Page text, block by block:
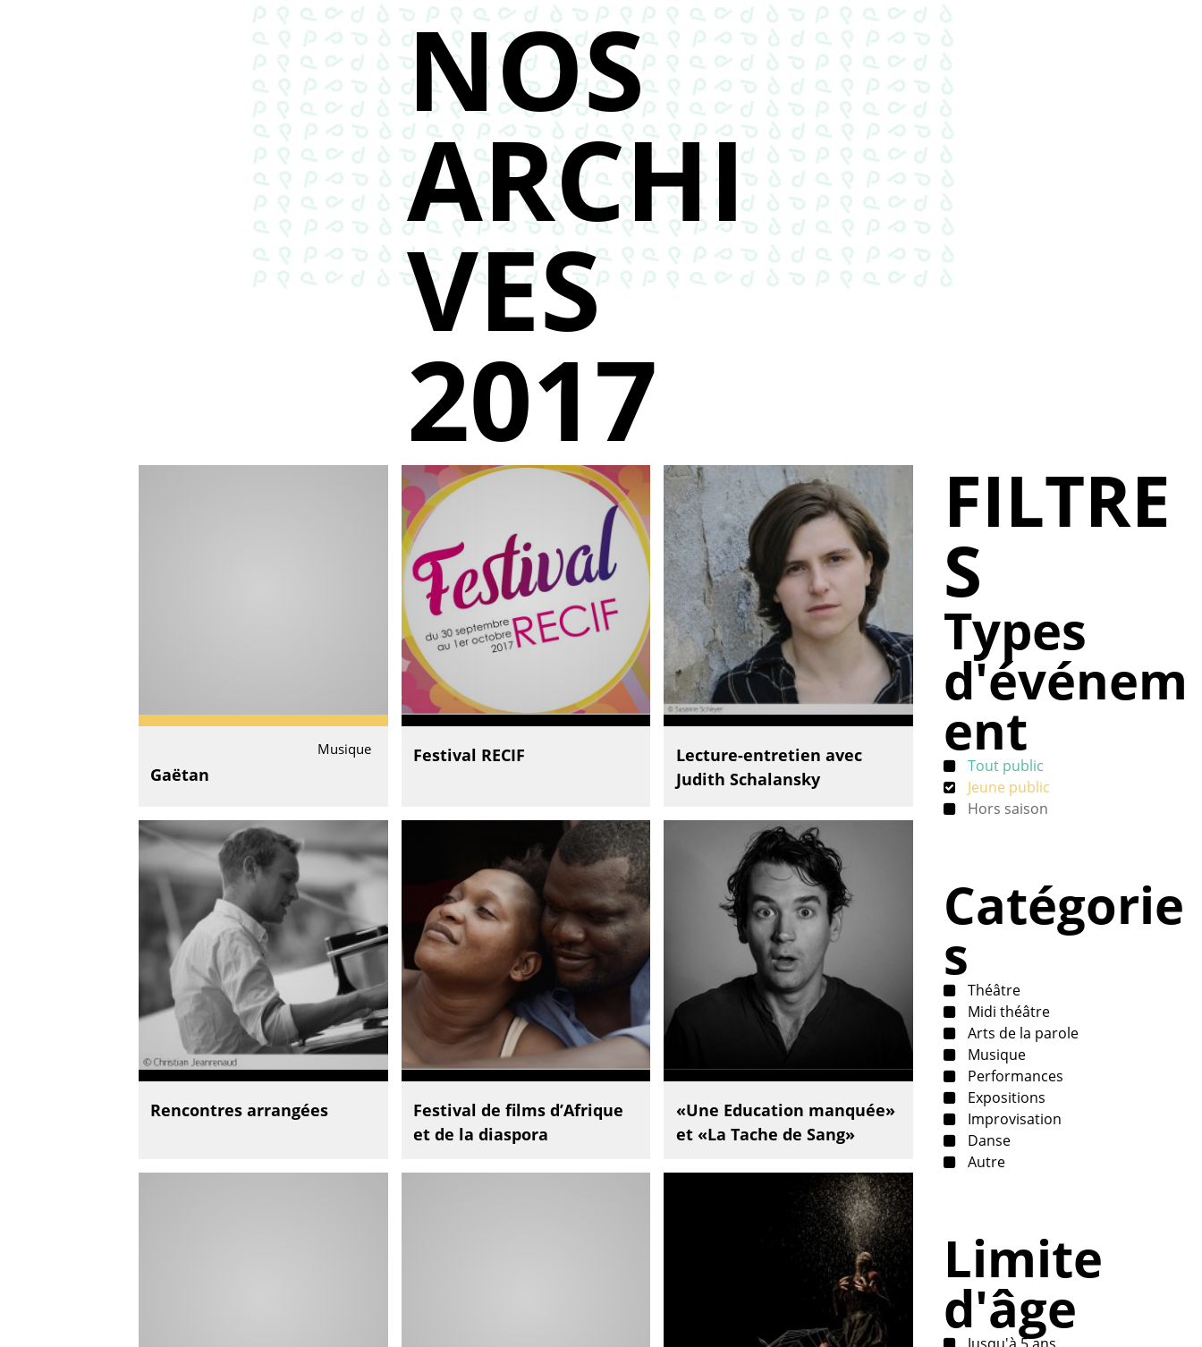
NOS
ARCHI
VES
2017
Musique
Gaëtan
Festival RECIF
Lecture-entretien avec
Judith Schalansky
Rencontres arrangées
Festival de films d’Afrique
et de la diaspora
«Une Education manquée»
et «La Tache de Sang»
FILTRE
S
Types
d'événem
ent
Tout public
Jeune public
Hors saison
Catégorie
s
Théâtre
Midi théâtre
Arts de la parole
Musique
Performances
Expositions
Improvisation
Danse
Autre
Limite
d'âge